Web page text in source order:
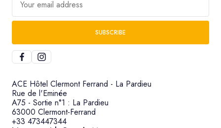
Your email address
SUBSCRIBE
ACE Hôtel Clermont Ferrand - La Pardieu
Rue de l'Eminée
A75 - Sortie n°1 : La Pardieu
63000 Clermont-Ferrand
+33 473447344